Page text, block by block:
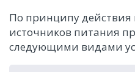
По принципу действия
источников питания
следующими видами